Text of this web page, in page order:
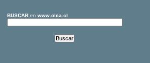
BUSCARen www.olca.cl